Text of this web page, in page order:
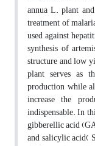
annua L. plant
treatment of
used against
synthesis of
structure and low
plant serves as
production while
increase the
indispensable. In
gibberellic acid
and salicylic acid(